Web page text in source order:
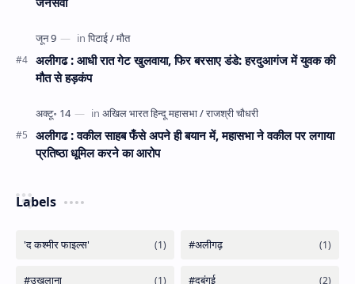
अलीगढ : आधी रात गेट खुलवाया, फिर बरसाए डंडे: हरदुआगंज में युवक की
मौत से हड़कंप
अलीगढ : वकील साहब फँसे अपने ही बयान में, महासभा ने वकील पर लगाया
प्रतिष्ठा धूमिल करने का आरोप
Labels